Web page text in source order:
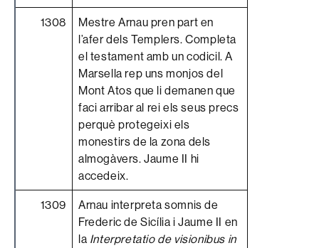
1308
Mestre Arnau pren part en
l’afer dels Templers. Completa
el testament amb un codicil. A
Marsella rep uns monjos del
Mont Atos que li demanen que
faci arribar al rei els seus precs
perquè protegeixi els
monestirs de la zona dels
almogàvers. Jaume II hi
accedeix.
1309
Arnau interpreta somnis de
Frederic de Sicília i Jaume II en
la Interpretatio de visionibus in